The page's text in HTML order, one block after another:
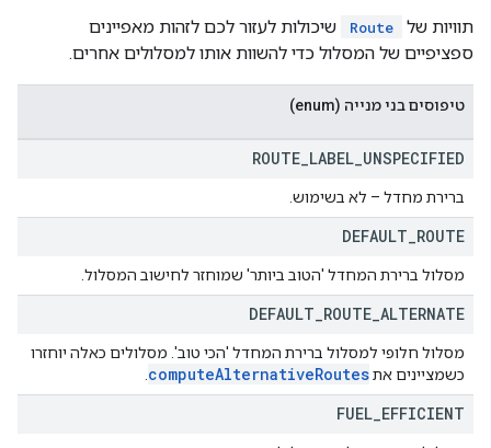
תוויות של Route
שיכולות לעזור לכם לזהות מאפיינים
ספציפיים של המסלול כדי להשוות אותו למסלולים אחרים.
טיפוסים בני מנייה (enum)
ROUTE LABEL UNSPECIFIED
ברירת מחדל – לא בשימוש.
DEFAULT ROUTE
מסלול ברירת המחדל 'הטוב ביותר' שמוחזר לחישוב המסלול.
DEFAULT ROUTE ALTERNATE
מסלול חלופי למסלול ברירת המחדל 'הכי טוב'. מסלולים כאלה יוחזרו
כשמציינים את
computeAlternativeRoutes
FUEL EFFICIENT